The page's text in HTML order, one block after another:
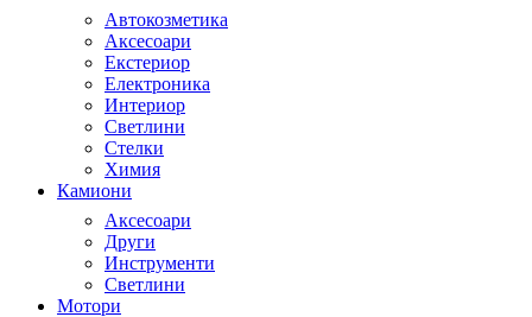
Автокозметика
Аксесоари
Екстериор
Електроника
Интериор
Светлини
Стелки
Химия
Камиони
Аксесоари
Други
Инструменти
Светлини
Мотори